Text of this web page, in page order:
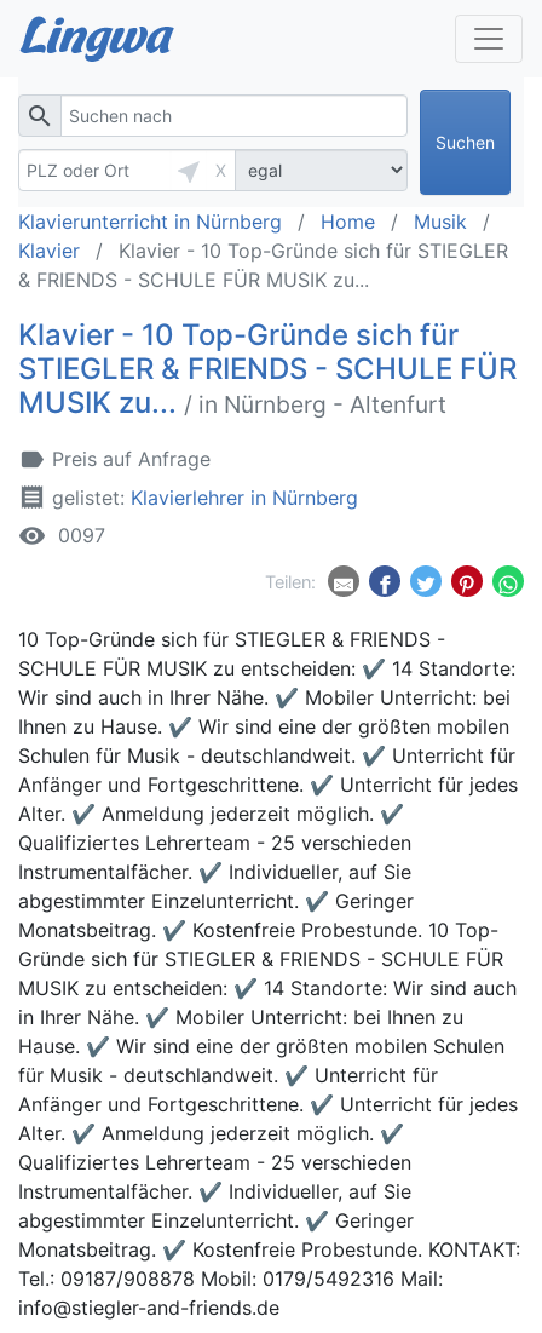
search
near_me
X
Suchen
Klavierunterricht in Nürnberg Home
Musik
Klavier
Klavier - 10 Top-Gründe sich für STIEGLER
& FRIENDS - SCHULE FÜR MUSIK zu...
Klavier - 10 Top-Gründe sich für
STIEGLER & FRIENDS - SCHULE FÜR
MUSIK zu... / in Nürnberg - Altenfurt
label Preis auf Anfrage
receipt gelistet: Klavierlehrer in Nürnberg
remove_red_eye 0097
Teilen:
10 Top-Gründe sich für STIEGLER & FRIENDS -
SCHULE FÜR MUSIK zu entscheiden: ✔ 14 Standorte:
Wir sind auch in Ihrer Nähe. ✔ Mobiler Unterricht: bei
Ihnen zu Hause. ✔ Wir sind eine der größten mobilen
Schulen für Musik - deutschlandweit. ✔ Unterricht für
Anfänger und Fortgeschrittene. ✔ Unterricht für jedes
Alter. ✔ Anmeldung jederzeit möglich. ✔
Qualifiziertes Lehrerteam - 25 verschieden
Instrumentalfächer. ✔ Individueller, auf Sie
abgestimmter Einzelunterricht. ✔ Geringer
Monatsbeitrag. ✔ Kostenfreie Probestunde. 10 Top-
Gründe sich für STIEGLER & FRIENDS - SCHULE FÜR
MUSIK zu entscheiden: ✔ 14 Standorte: Wir sind auch
in Ihrer Nähe. ✔ Mobiler Unterricht: bei Ihnen zu
Hause. ✔ Wir sind eine der größten mobilen Schulen
für Musik - deutschlandweit. ✔ Unterricht für
Anfänger und Fortgeschrittene. ✔ Unterricht für jedes
Alter. ✔ Anmeldung jederzeit möglich. ✔
Qualifiziertes Lehrerteam - 25 verschieden
Instrumentalfächer. ✔ Individueller, auf Sie
abgestimmter Einzelunterricht. ✔ Geringer
Monatsbeitrag. ✔ Kostenfreie Probestunde. KONTAKT:
Tel.: 09187/908878 Mobil: 0179/5492316 Mail:
info@stiegler-and-friends.de